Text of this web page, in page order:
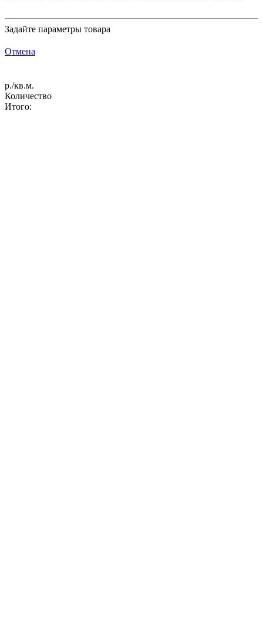
Задайте параметры товара
Отмена
р./кв.м.
Количество
Итого: